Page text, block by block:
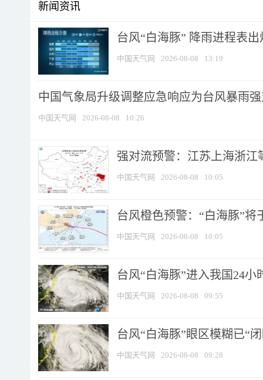
新闻资讯
台风“白海豚” 降雨进程表
中国天气网 2026-08-08 13:19
中国气象局升级调整应急响应为台风暴雨
中国天气网 2026-08-08 10:26
强对流预警：江苏上海浙江
中国天气网 2026-08-08 10:05
台风橙色预警：“白海豚”将
中国天气网 2026-08-08 10:05
台风“白海豚”进入我国24
中国天气网 2026-08-08 09:55
台风“白海豚”眼区模糊已“
中国天气网 2026-08-08 09:28